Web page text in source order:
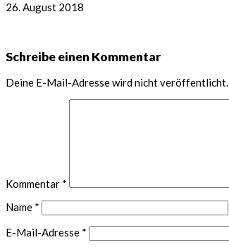
26. August 2018
Leser-
Interaktionen
Schreibe einen Kommentar
Deine E-Mail-Adresse wird nicht veröffentlicht.
Kommentar *
Name *
E-Mail-Adresse *